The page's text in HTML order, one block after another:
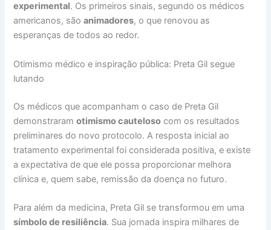
experimental. Os primeiros sinais, segundo os médicos
americanos, sãoanimadores, o que renovou as
esperanças de todos ao redor.
Otimismo médico e inspiração pública: Preta Gil segue
lutando
Os médicos que acompanham o caso de Preta Gil
demonstraramotimismo cauteloso com os resultados
preliminares do novo protocolo. A resposta inicial ao
tratamento experimental foi considerada positiva, e existe
a expectativa de que ele possa proporcionar melhora
clínica e, quem sabe, remissão da doença no futuro.
Para além da medicina, Preta Gil se transformou em uma
símbolo de resiliência. Sua jornada inspira milhares de